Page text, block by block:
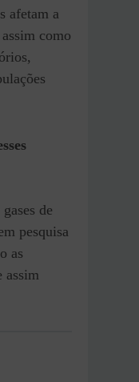
afetam a
como
de
pesquisa
as
assim